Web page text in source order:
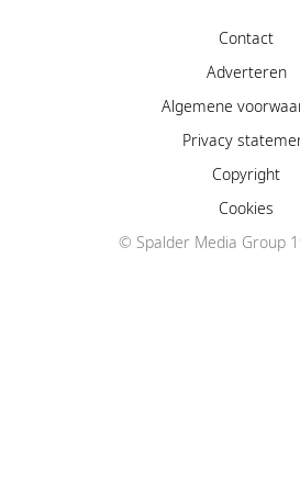
Contact
Adverteren
Algemene
Privacy
Copyright
Cookies
© Spalder Media Group